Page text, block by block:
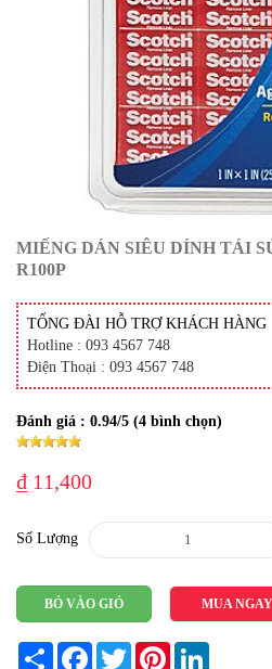
MIẾNG DÁN SIÊU DÍNH TÁI
R100P
TỔNG ĐÀI HỖ TRỢ KHÁCH HÀNG
Hotline : 093 4567 748
Điện Thoại : 093 4567 748
Đánh giá : 0.94/5 (4 bình chọn)
₫ 11,400
Số Lượng
BỎ VÀO GIỎ MUA NGAY
Share FacebookTwitterPinterest